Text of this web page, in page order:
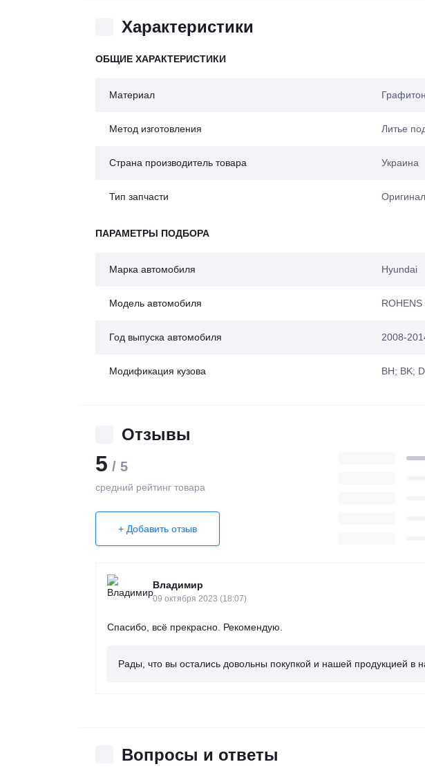
Характеристики
ОБЩИЕ ХАРАКТЕРИСТИКИ
Материал
Метод изготовления Литье
Страна производитель товара Украина
Тип запчасти Оригинал
ПАРАМЕТРЫ ПОДБОРА
Марка автомобиля Hyundai
Модель автомобиля ROHENS
Год выпуска автомобиля 2008-
Модификация кузова BH; BK;
Отзывы
5 / 5
средний рейтинг товара
+ Добавить отзыв
Владимир
09 октября 2023 (18:07)
Спасибо, всё прекрасно. Рекомендую.
Рады, что вы остались довольны покупкой и нашей продукцией в
Вопросы и ответы